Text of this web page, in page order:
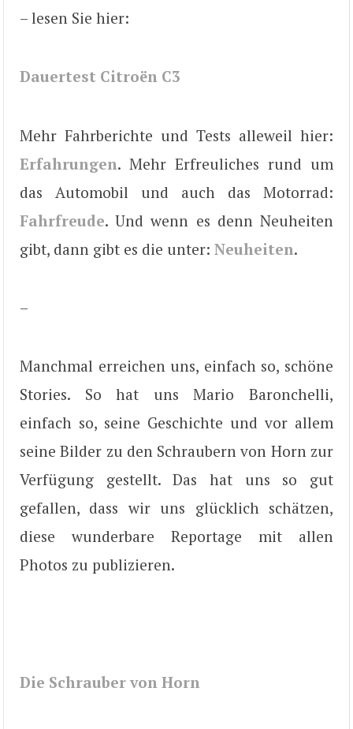
– lesen Sie hier:
Dauertest Citroën C3
Mehr Fahrberichte und Tests alleweil hier:
Erfahrungen. Mehr Erfreuliches rund um
das Automobil und auch das Motorrad:
Fahrfreude. Und wenn es denn Neuheiten
gibt, dann gibt es die unter: Neuheiten.
–
Manchmal erreichen uns, einfach so, schöne
Stories. So hat uns Mario Baronchelli,
einfach so, seine Geschichte und vor allem
seine Bilder zu den Schraubern von Horn zur
Verfügung gestellt. Das hat uns so gut
gefallen, dass wir uns glücklich schätzen,
diese wunderbare Reportage mit allen
Photos zu publizieren.
Die Schrauber von Horn